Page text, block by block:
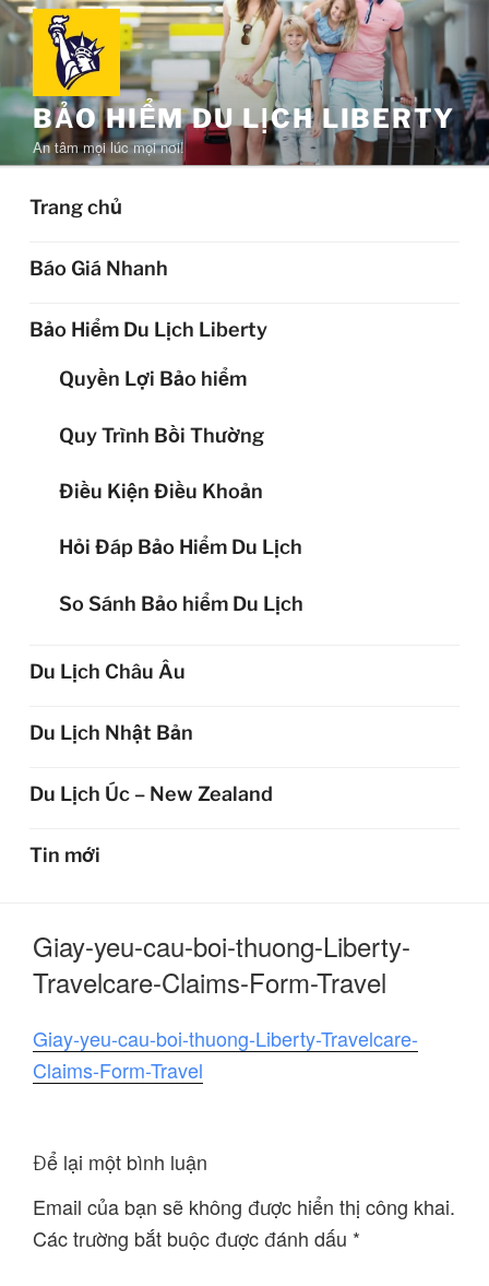
Chuyển
đến
nội
dungBẢO HIỂM DU LỊCH LIBERTY
An tâm mọi lúc mọi nơi!
Trang chủ
Báo Giá Nhanh
Bảo Hiểm Du Lịch Liberty
Quyền Lợi Bảo hiểm
Quy Trình Bồi Thường
Điều Kiện Điều Khoản
Hỏi Đáp Bảo Hiểm Du Lịch
So Sánh Bảo hiểm Du Lịch
Du Lịch Châu Âu
Du Lịch Nhật Bản
Du Lịch Úc – New Zealand
Tin mới
Giay-yeu-cau-boi-thuong-Liberty-
Travelcare-Claims-Form-Travel
Giay-yeu-cau-boi-thuong-Liberty-Travelcare-
Claims-Form-Travel
Để lại một bình luận
Email của bạn sẽ không được hiển thị công khai.
Các trường bắt buộc được đánh dấu *